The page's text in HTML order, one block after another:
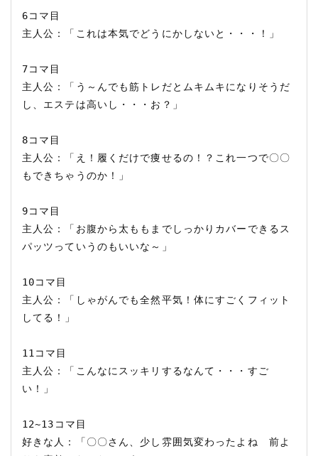
6コマ目
主人公：「これは本気でどうにかしないと・・・！」
7コマ目
主人公：「う～んでも筋トレだとムキムキになりそうだ
し、エステは高いし・・・お？」
8コマ目
主人公：「え！履くだけで痩せるの！？これ一つで〇〇
もできちゃうのか！」
9コマ目
主人公：「お腹から太ももまでしっかりカバーできるス
パッツっていうのもいいな～」
10コマ目
主人公：「しゃがんでも全然平気！体にすごくフィット
してる！」
11コマ目
主人公：「こんなにスッキリするなんて・・・すご
い！」
12~13コマ目
好きな人：「〇〇さん、少し雰囲気変わったよね　前よ